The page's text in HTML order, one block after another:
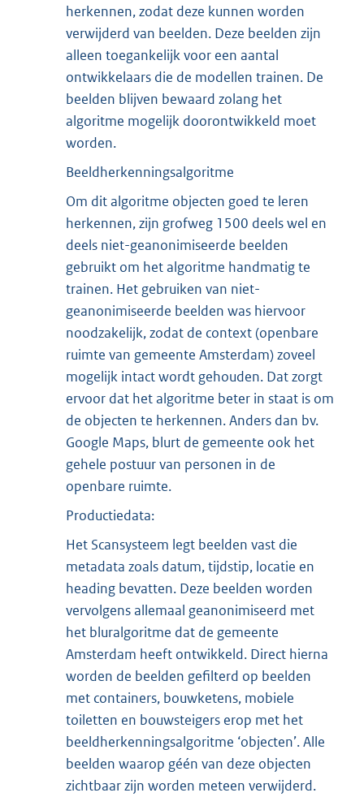
herkennen, zodat deze kunnen worden
verwijderd van beelden. Deze beelden zijn
alleen toegankelijk voor een aantal
ontwikkelaars die de modellen trainen. De
beelden blijven bewaard zolang het
algoritme mogelijk doorontwikkeld moet
worden.
Beeldherkenningsalgoritme
Om dit algoritme objecten goed te leren
herkennen, zijn grofweg 1500 deels wel en
deels niet-geanonimiseerde beelden
gebruikt om het algoritme handmatig te
trainen. Het gebruiken van niet-
geanonimiseerde beelden was hiervoor
noodzakelijk, zodat de context (openbare
ruimte van gemeente Amsterdam) zoveel
mogelijk intact wordt gehouden. Dat zorgt
ervoor dat het algoritme beter in staat is om
de objecten te herkennen. Anders dan bv.
Google Maps, blurt de gemeente ook het
gehele postuur van personen in de
openbare ruimte.
Productiedata:
Het Scansysteem legt beelden vast die
metadata zoals datum, tijdstip, locatie en
heading bevatten. Deze beelden worden
vervolgens allemaal geanonimiseerd met
het bluralgoritme dat de gemeente
Amsterdam heeft ontwikkeld. Direct hierna
worden de beelden gefilterd op beelden
met containers, bouwketens, mobiele
toiletten en bouwsteigers erop met het
beeldherkenningsalgoritme ‘objecten’. Alle
beelden waarop géén van deze objecten
zichtbaar zijn worden meteen verwijderd.